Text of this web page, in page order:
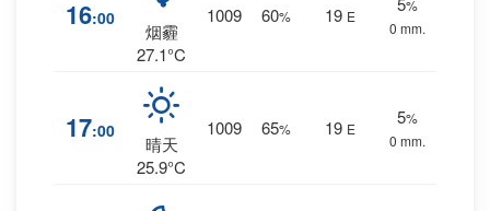
16:00
烟霾
27.1°C
1009 60% 19 E
%
0 mm.
17:00
晴天
25.9°C
1009 65% 19 E
5%
0 mm.